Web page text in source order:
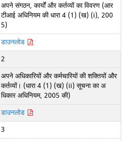
अपने संगठन, कार्यों और कर्तव्यों का विवरण (आर
टीआई अधिनियम की धारा 4 (1) (ख) (i), 200
5)
डाउनलोड
2
अपने अधिकारियों और कर्मचारियों की शक्तियों और
कर्तव्यों। (धारा 4 (1) (ख) (ii) सूचना का अ
धिकार अधिनियम, 2005 की)
डाउनलोड
3